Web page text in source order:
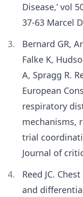
Disease,’ vol
37-63 Marcel
Bernard GR,
Falke K,
A, Spragg R.
European
respiratory
mechanisms,
trial
Journal of
Reed JC.
and